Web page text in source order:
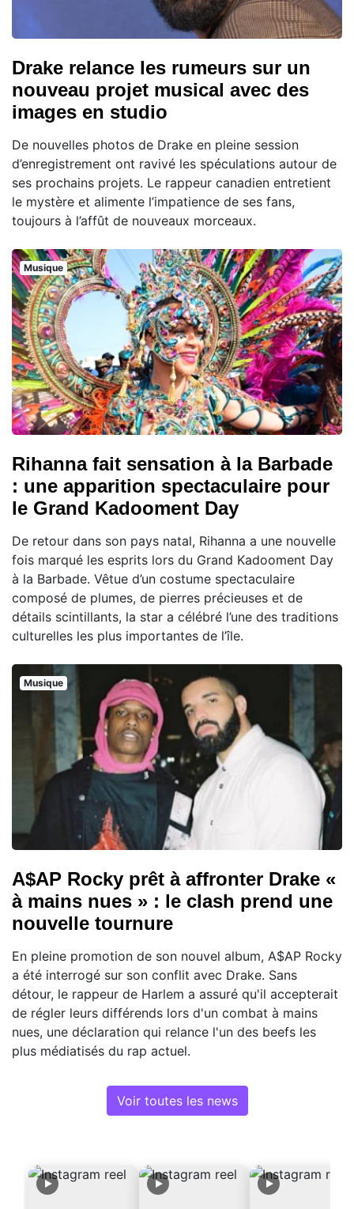
Drake relance les rumeurs sur un
nouveau projet musical avec des
images en studio
De nouvelles photos de Drake en pleine session
d’enregistrement ont ravivé les spéculations autour de
ses prochains projets. Le rappeur canadien entretient
le mystère et alimente l’impatience de ses fans,
toujours à l’affût de nouveaux morceaux.
Musique
Rihanna fait sensation à la Barbade
: une apparition spectaculaire pour
le Grand Kadooment Day
De retour dans son pays natal, Rihanna a une nouvelle
fois marqué les esprits lors du Grand Kadooment Day
à la Barbade. Vêtue d’un costume spectaculaire
composé de plumes, de pierres précieuses et de
détails scintillants, la star a célébré l’une des traditions
culturelles les plus importantes de l’île.
Musique
A$AP Rocky prêt à affronter Drake «
à mains nues » : le clash prend une
nouvelle tournure
En pleine promotion de son nouvel album, A$AP Rocky
a été interrogé sur son conflit avec Drake. Sans
détour, le rappeur de Harlem a assuré qu'il accepterait
de régler leurs différends lors d'un combat à mains
nues, une déclaration qui relance l'un des beefs les
plus médiatisés du rap actuel.
Voir toutes les news